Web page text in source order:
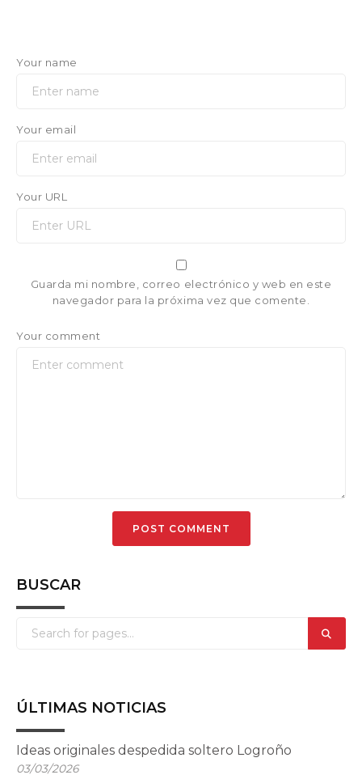
Your name
Your email
Your URL
Guarda mi nombre, correo electrónico y web en este
navegador para la próxima vez que comente.
Your comment
BUSCAR
ÚLTIMAS NOTICIAS
Ideas originales despedida soltero Logroño
03/03/2026